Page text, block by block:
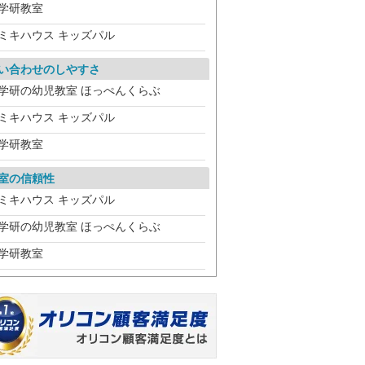
研教室
キハウス キッズパル
合わせのしやすさ
研の幼児教室 ほっぺんくらぶ
キハウス キッズパル
研教室
の信頼性
キハウス キッズパル
研の幼児教室 ほっぺんくらぶ
研教室